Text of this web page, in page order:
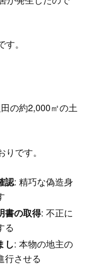
。
の約2,000㎡の土
です。
認: 精巧な偽造身
書の取得: 不正に
る
し: 本物の地主の
行させる